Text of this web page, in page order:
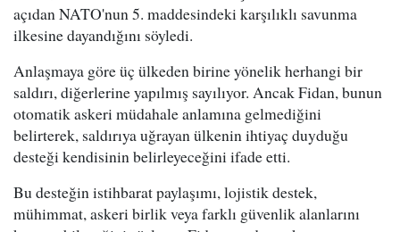
açıdan NATO'nun 5. maddesindeki karşılıklı savunma
ilkesine dayandığını söyledi.
Anlaşmaya göre üç ülkeden birine yönelik herhangi bir
saldırı, diğerlerine yapılmış sayılıyor. Ancak Fidan, bunun
otomatik askeri müdahale anlamına gelmediğini
belirterek, saldırıya uğrayan ülkenin ihtiyaç duyduğu
desteği kendisinin belirleyeceğini ifade etti.
Bu desteğin istihbarat paylaşımı, lojistik destek,
mühimmat, askeri birlik veya farklı güvenlik alanlarını